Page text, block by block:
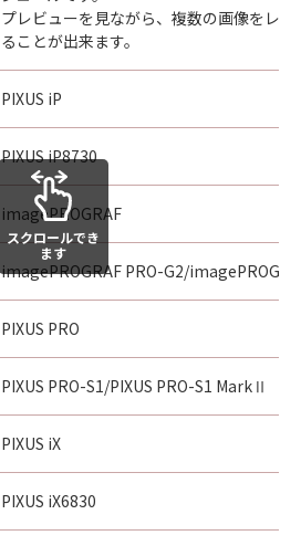
プレビューを見ながら、複数の画像をレ
ることが出来ます。
PIXUS iP
PIXUS iP8730
imagePROGRAF
imagePROGRAF PRO-G2/
PIXUS PRO
PIXUS PRO-S1/PIXUS PRO-S1 MarkⅡ
PIXUS iX
PIXUS iX6830
スクロールでき
ます